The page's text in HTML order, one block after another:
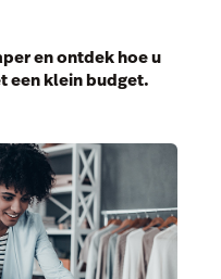
en ontdek hoe u
een klein budget.